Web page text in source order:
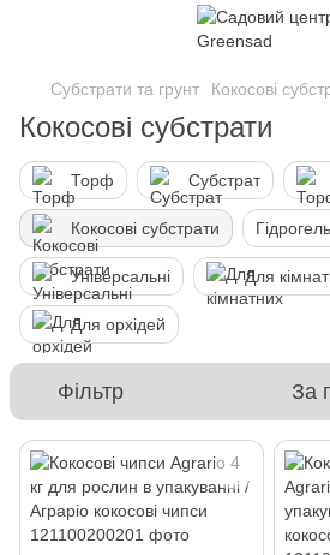
Субстрати та грунт Кокосові
Кокосові субстрати
Торф Субстрат
Кокосові субстрати
Універсальні Для
Для орхідей
Фільтр За